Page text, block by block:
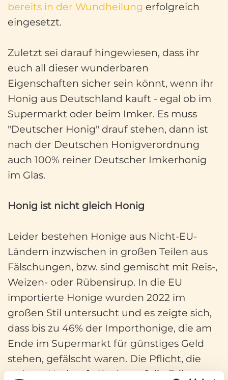
bereits in der Wundheilung erfolgreich
eingesetzt.
Zuletzt sei darauf hingewiesen, dass ihr
euch all dieser wunderbaren
Eigenschaften sicher sein könnt, wenn ihr
Honig aus Deutschland kauft - egal ob im
Supermarkt oder beim Imker. Es muss
"Deutscher Honig" drauf stehen, dann ist
nach der Deutschen Honigverordnung
auch 100% reiner Deutscher Imkerhonig
im Glas.
Honig ist nicht gleich Honig
Leider bestehen Honige aus Nicht-EU-
Ländern inzwischen in großen Teilen aus
Fälschungen, bzw. sind gemischt mit Reis-,
Weizen- oder Rübensirup. In die EU
importierte Honige wurden 2022 im
großen Stil untersucht und es zeigte sich,
dass bis zu 46% der Importhonige, die am
Ende im Supermarkt für günstiges Geld
stehen, gefälscht waren. Die Pflicht, die
wahren Herkunftsländer auf die Etiketten